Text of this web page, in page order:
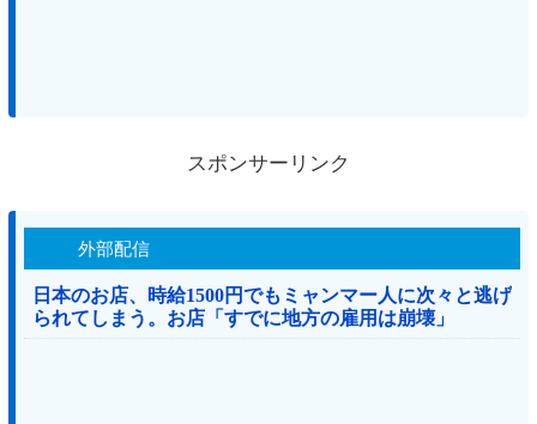
スポンサーリンク
外部配信
日本のお店、時給1500円でもミャンマー人に次々と逃げ
られてしまう。お店「すでに地方の雇用は崩壊」